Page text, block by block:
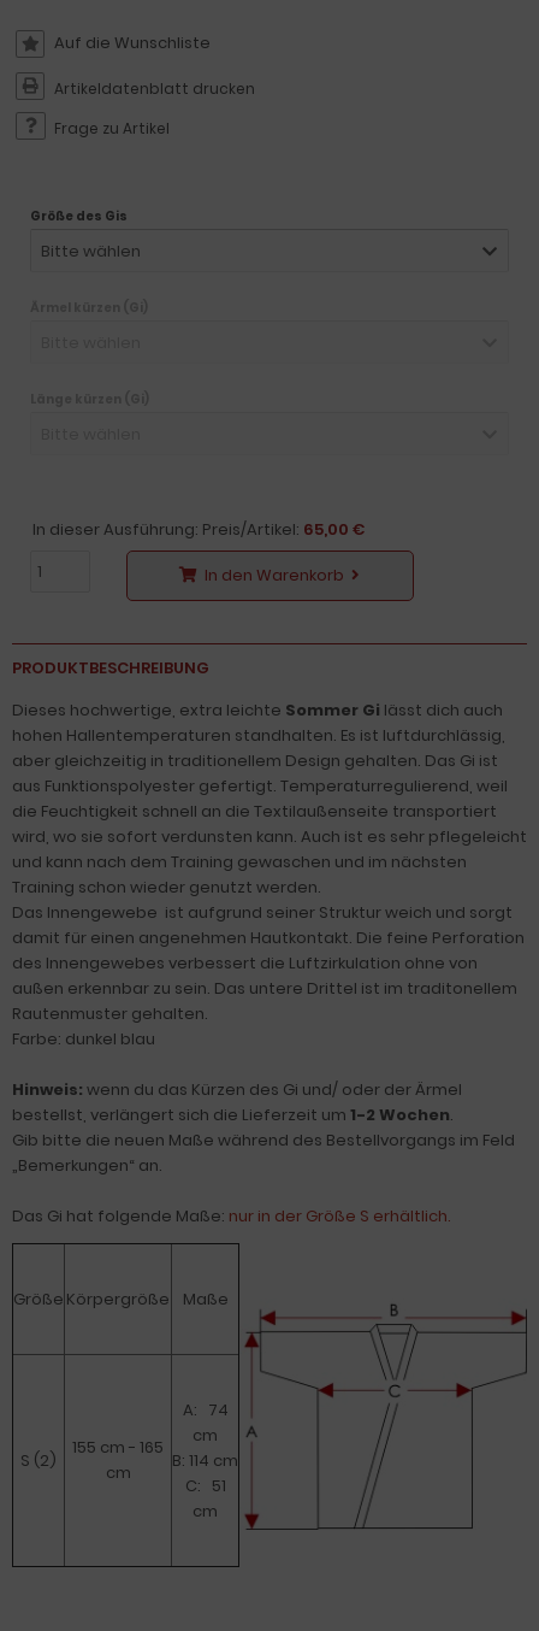
Artikeldatenblatt drucken
Frage zu Artikel
Größe des Gis
Bitte wählen
In dieser Ausführung: Preis/Artikel: 65,00 €
In den Warenkorb
PRODUKTBESCHREIBUNG
Dieses hochwertige, extra leichte Sommer Gi lässt dich auch
hohen Hallentemperaturen standhalten. Es ist luftdurchlässig,
aber gleichzeitig in traditionellem Design gehalten. Das Gi ist
aus Funktionspolyester gefertigt. Temperaturregulierend, weil
die Feuchtigkeit schnell an die Textilaußenseite transportiert
wird, wo sie sofort verdunsten kann. Auch ist es sehr pflegeleicht
und kann nach dem Training gewaschen und im nächsten
Training schon wieder genutzt werden.
Das Innengewebe ist aufgrund seiner Struktur weich und sorgt
damit für einen angenehmen Hautkontakt. Die feine Perforation
des Innengewebes verbessert die Luftzirkulation ohne von
außen erkennbar zu sein. Das untere Drittel ist im traditonellem
Rautenmuster gehalten.
Farbe: dunkel blau
Hinweis: wenn du das Kürzen des Gi und/ oder der Ärmel
bestellst, verlängert sich die Lieferzeit um 1-2 Wochen.
Gib bitte die neuen Maße während des Bestellvorgangs im Feld
„Bemerkungen“ an.
Das Gi hat folgende Maße: nur in der Größe S erhältlich.
Größe Körpergröße Maße
S (2)
155 cm - 165
cm
A: 74
cm
B: 114 cm
C: 51
cm